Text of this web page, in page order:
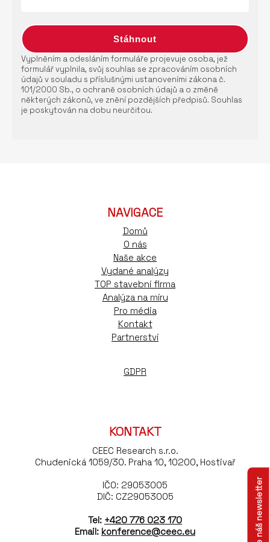
Vyplněním a odesláním formuláře projevuje osoba, jež
formulář vyplnila, svůj souhlas se zpracováním osobních
údajů v souladu s příslušnými ustanoveními zákona č.
101/2000 Sb., o ochraně osobních údajů a o změně
některých zákonů, ve znění pozdějších předpisů. Souhlas
je poskytován na dobu neurčitou.
NAVIGACE
Domů
O nás
Naše akce
Vydané analýzy
TOP stavební firma
Analýza na míru
Pro média
Kontakt
Partnerství
GDPR
KONTAKT
CEEC Research s.r.o.
Chudenická 1059/30. Praha 10, 10200, Hostivař
IČO: 29053005
DIČ: CZ29053005
Tel: +420 776 023 170
Email: konference@ceec.eu